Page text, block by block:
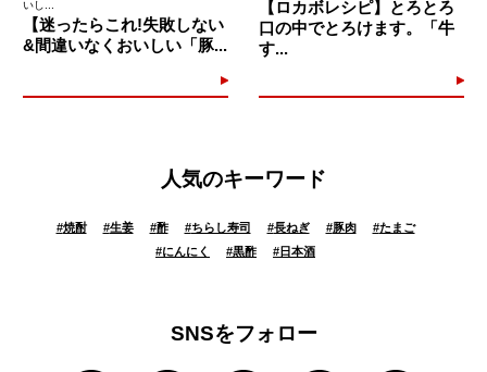
いし...
【迷ったらこれ!失敗しない
&間違いなくおいしい「豚...
【ロカボレシピ】とろとろ
口の中でとろけます。「牛
す...
人気のキーワード
#焼酎 #生姜 #酢 #ちらし寿司 #長ねぎ #豚肉 #たまご
#にんにく #黒酢 #日本酒
SNSをフォロー